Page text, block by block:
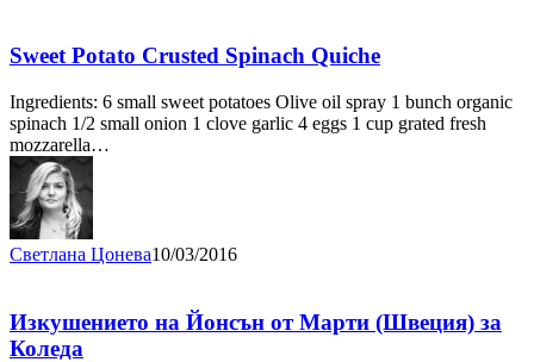
Sweet Potato Crusted Spinach Quiche
Ingredients: 6 small sweet potatoes Olive oil spray 1 bunch organic
spinach 1/2 small onion 1 clove garlic 4 eggs 1 cup grated fresh
mozzarella…
Светлана Цонева10/03/2016
Изкушението на Йонсън от Марти (Швеция) за
Коледа